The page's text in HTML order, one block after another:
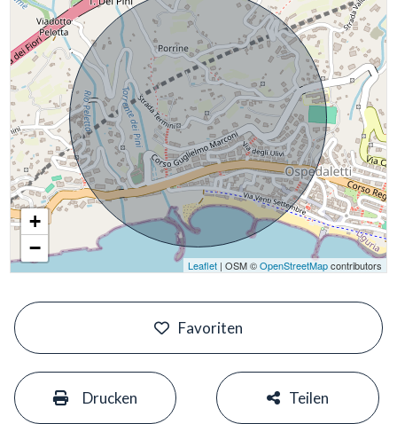
+
−
Leaflet| OSM ©OpenStreetMapcontributors
Favoriten
Drucken Teilen